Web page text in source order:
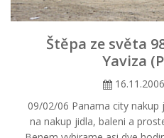
Štěpa ze světa
Yaviza
16.11.2006
09/02/06 Panama city
na nakup jidla, baleni a